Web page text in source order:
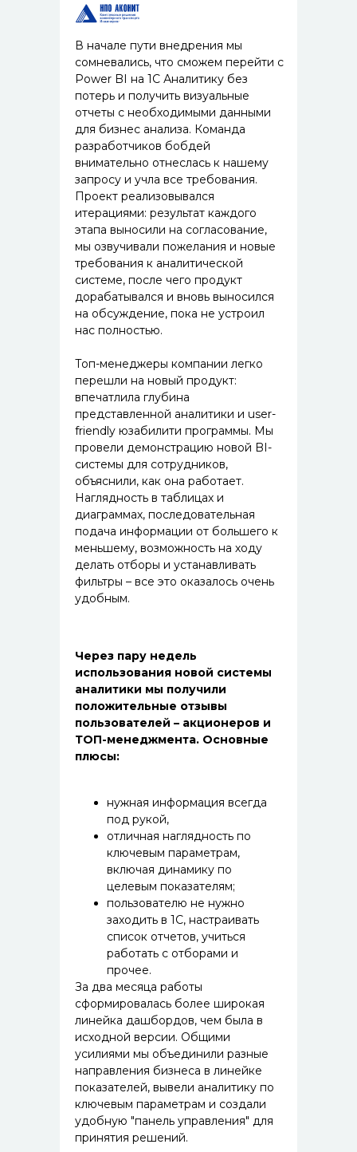
В начале пути внедрения мы
сомневались, что сможем перейти с
Power BI на 1С Аналитику без
потерь и получить визуальные
отчеты с необходимыми данными
для бизнес анализа. Команда
разработчиков бобдей
внимательно отнеслась к нашему
запросу и учла все требования.
Проект реализовывался
итерациями: результат каждого
этапа выносили на согласование,
мы озвучивали пожелания и новые
требования к аналитической
системе, после чего продукт
дорабатывался и вновь выносился
на обсуждение, пока не устроил
нас полностью.
Топ-менеджеры компании легко
перешли на новый продукт:
впечатлила глубина
представленной аналитики и user-
friendly юзабилити программы. Мы
провели демонстрацию новой BI-
системы для сотрудников,
объяснили, как она работает.
Наглядность в таблицах и
диаграммах, последовательная
подача информации от большего к
меньшему, возможность на ходу
делать отборы и устанавливать
фильтры – все это оказалось очень
удобным.
Через пару недель
использования новой системы
аналитики мы получили
положительные отзывы
пользователей – акционеров и
ТОП-менеджмента. Основные
плюсы:
нужная информация всегда
под рукой,
отличная наглядность по
ключевым параметрам,
включая динамику по
целевым показателям;
пользователю не нужно
заходить в 1С, настраивать
список отчетов, учиться
работать с отборами и
прочее.
За два месяца работы
сформировалась более широкая
линейка дашбордов, чем была в
исходной версии. Общими
усилиями мы объединили разные
направления бизнеса в линейке
показателей, вывели аналитику по
ключевым параметрам и создали
удобную "панель управления" для
принятия решений.